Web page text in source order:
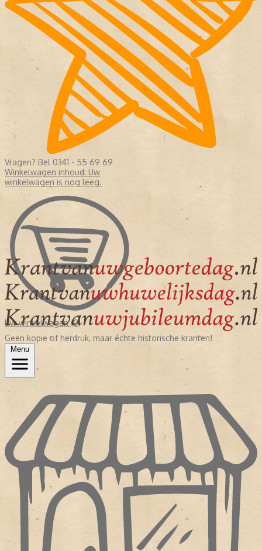
Vragen? Bel 0341 - 55 69 69
Winkelwagen inhoud: Uw
winkelwagen is nog leeg.
Uw winkelwagen (0)
Geen kopie of herdruk, maar échte historische kranten!
Menu